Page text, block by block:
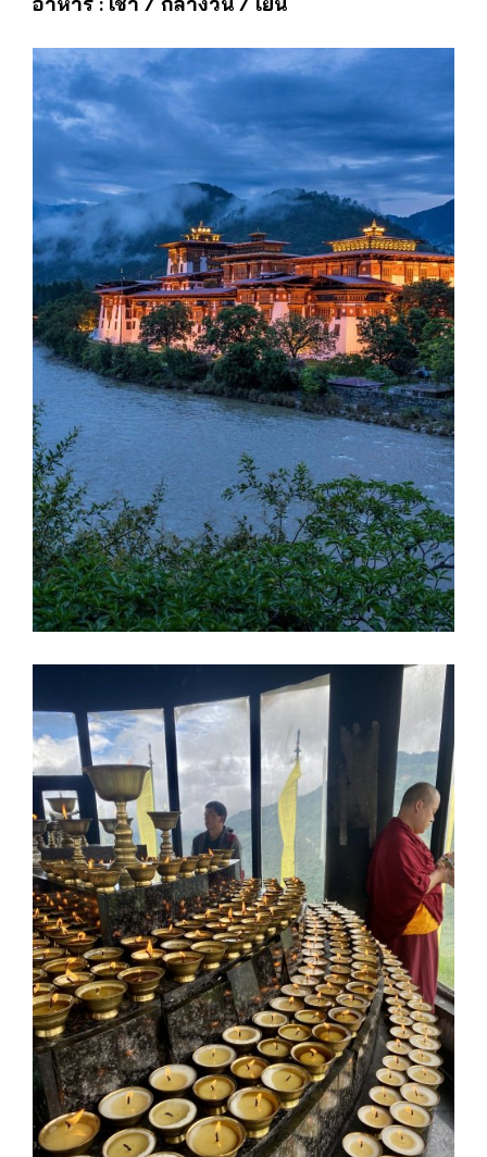
ช่วงบ่าย นำท่านเยี่ยมชมหมู่บ้านแห่งรักของราชินี
(Queen's Village) อันแสนสงบและเรียบง่ายซึ่งเป็น
บ้านเกิดของพระราชินี ดื่มด่ำกับทิวทัศน์ที่สะท้อนถึง
ความรักที่สมถะและความงดงามในความเรียบง่าย
ของชีวิต
ที่พัก: andBeyond Punakha River Lodge
อาหาร : เช้า / กลางวัน / เย็น